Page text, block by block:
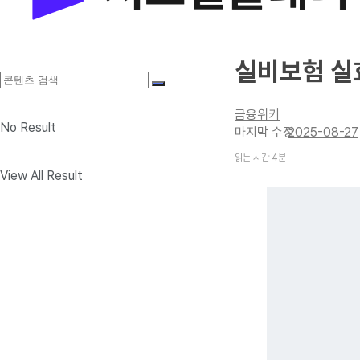
No Result
View All Result
실비보험
금융위키
2025-08-27
읽는 시간 4분